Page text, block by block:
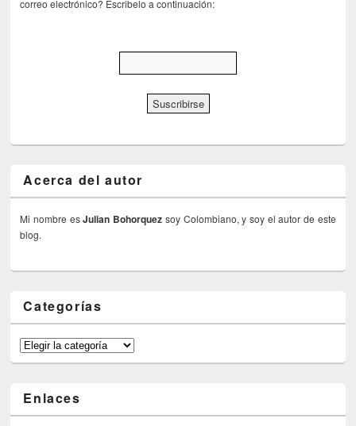
correo electrónico? Escribelo a continuación:
Acerca del autor
Mi nombre esJulian Bohorquez soy Colombiano, y soy el autor de este
blog.
Categorías
Categorías
Enlaces